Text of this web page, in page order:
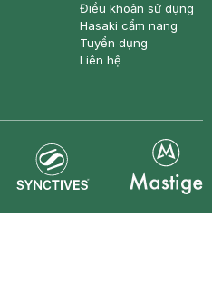
Điều khoản sử dụng
Hasaki cẩm nang
Tuyển dụng
Liên hệ